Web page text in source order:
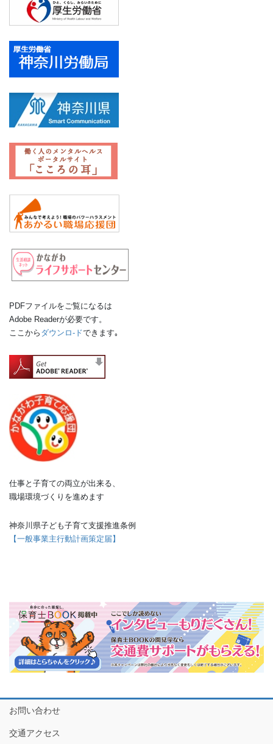
PDFファイルをご覧になるは
Adobe Readerが必要です。
ここから ダウンロ-ドできます｡
仕事と子育ての両立が出来る、
職場環境づくりを進めます
神奈川県子ども子育て支援推進条例
【一般事業主行動計画策定届】
お問い合わせ
交通アクセス